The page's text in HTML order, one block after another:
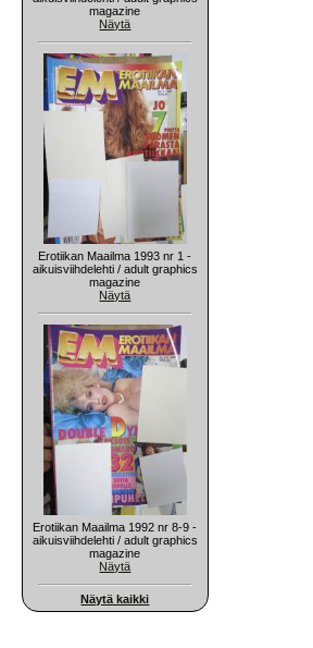
magazine
Näytä
Erotiikan Maailma 1993 nr 1 -
aikuisviihdelehti / adult graphics
magazine
Näytä
Erotiikan Maailma 1992 nr 8-9 -
aikuisviihdelehti / adult graphics
magazine
Näytä
Näytä kaikki